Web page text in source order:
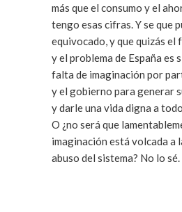
más que el consumo y el ahorro.
tengo esas cifras. Y se que puedo estar
equivocado, y que quizás el
y el problema de España es
falta de imaginación por
y el gobierno para generar
y darle una vida digna a
O ¿no será que
imaginación está volcada a
abuso del sistema? No lo sé.